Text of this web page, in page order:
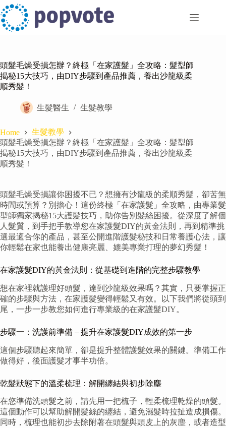
Skip
to
content
頭髮毛燥受損怎辦？終極「在家護髮」全攻略：髮型師
揭秘15大技巧，由DIY步驟到產品推薦，養出沙龍級柔
順秀髮！
生髮醫生 生髮教學
Home
生髮教學
頭髮毛燥受損怎辦？終極「在家護髮」全攻略：髮型師
揭秘15大技巧，由DIY步驟到產品推薦，養出沙龍級柔
順秀髮！
頭髮毛燥受損讓你困擾不已？想擁有沙龍級的柔順秀髮，卻苦無
時間或預算？別擔心！這份終極「在家護髮」全攻略，由專業髮
型師獨家揭秘15大護髮技巧，助你告別髮絲困擾。從深度了解個
人髮質，到手把手教導您在家護髮DIY的黃金法則，再到精準挑
選最適合你的產品，甚至公開進階護髮秘技和日常養護心法，讓
你輕鬆在家也能養出健康亮麗、媲美專業打理的夢幻秀髮！
在家護髮DIY的黃金法則：從基礎到進階的完整步驟教學
想在家裡就護理好頭髮，達到沙龍級效果嗎？其實，只要掌握正
確的步驟與方法，在家護髮變得輕鬆又有效。以下我們將從頭到
尾，一步一步教您如何進行專業級的在家護髮DIY。
步驟一：洗護前準備 – 提升在家護髮DIY成效的第一步
這個步驟聽起來簡單，卻是提升整體護髮效果的關鍵。準備工作
做得好，後面護髮才事半功倍。
乾髮狀態下的溫柔梳理：解開纏結與初步除塵
在您準備洗頭髮之前，請先用一把梳子，輕柔梳理乾燥的頭髮。
這個動作可以幫助解開髮絲的纏結，避免濕髮時拉扯造成損傷。
同時，梳理也能初步去除附著在頭髮與頭皮上的灰塵，或者造型